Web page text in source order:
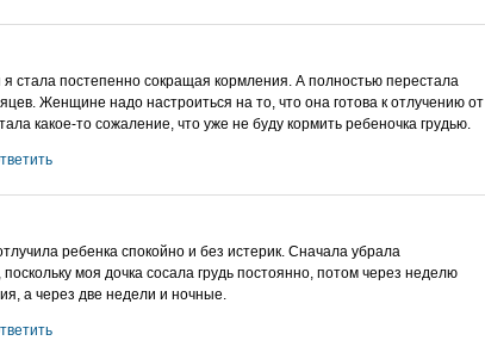
я стала постепенно сокращая кормления. А полностью перестала
Женщине надо настроиться на то, что она готова к отлучению от
какое-то сожаление, что уже не буду кормить ребеночка грудью.
ребенка спокойно и без истерик. Сначала убрала
моя дочка сосала грудь постоянно, потом через неделю
а через две недели и ночные.